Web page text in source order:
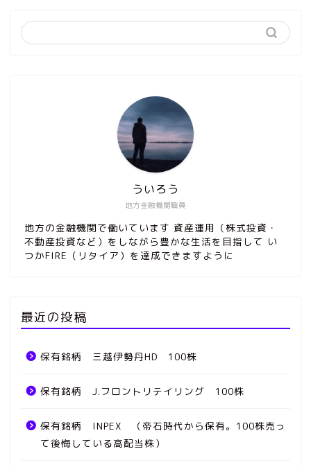
地方金融機関職員
ういろう
地方の金融機関で働いています 資産運用（株式投資・
不動産投資など）をしながら豊かな生活を目指して い
つかFIRE（リタイア）を達成できますように
最近の投稿
保有銘柄 三越伊勢丹HD 100株
保有銘柄 J.フロントリテイリング 100株
保有銘柄 INPEX （帝石時代から保有。100株売っ
て後悔している高配当株）